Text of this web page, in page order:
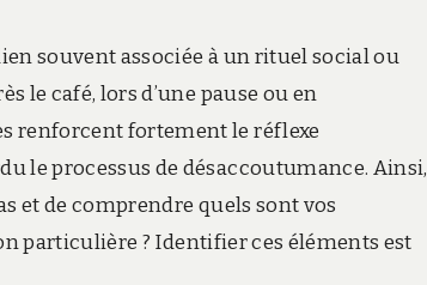
souvent associée à un rituel social ou
le café, lors d’une pause ou en
renforcent fortement le réflexe
le processus de désaccoutumance. Ainsi,
et de comprendre quels sont vos
particulière ? Identifier ces éléments est